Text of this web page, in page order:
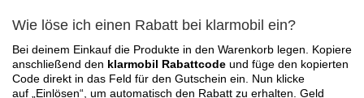
Wie löse ich einen Rabatt bei klarmobil ein?
Bei deinem Einkauf die Produkte in den Warenkorb legen. Kopiere
anschließend den klarmobil Rabattcode und füge den kopierten
Code direkt in das Feld für den Gutschein ein. Nun klicke
auf „Einlösen“, um automatisch den Rabatt zu erhalten. Geld